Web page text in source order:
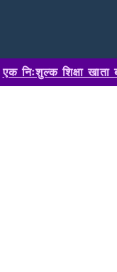
एक निःशुल्क शिक्षा खाता